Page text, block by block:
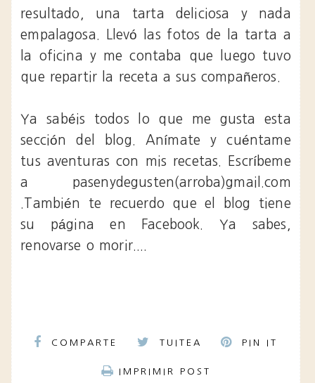
resultado, una tarta deliciosa y nada
empalagosa. Llevó las fotos de la tarta a
la oficina y me contaba que luego tuvo
que repartir la receta a sus compañeros.
Ya sabéis todos lo que me gusta esta
sección del blog. Anímate y cuéntame
tus aventuras con mis recetas. Escríbeme
a pasenydegusten(arroba)gmail.com
.También te recuerdo que el blog tiene
su página en Facebook. Ya sabes,
renovarse o morir....
COMPARTE TUITEA PIN IT
IMPRIMIR POST